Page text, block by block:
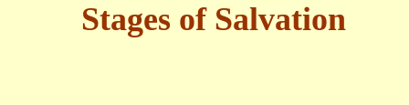
Stages of Salvation